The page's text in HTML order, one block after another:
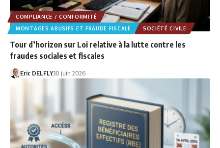
COMPLIANCE / CONFORMITÉ
MONTAGES ABUSIFS ET FRAUDE FISCALE
SOCIÉTÉ CIVILE
Tour d’horizon sur Loi relative à la lutte contre les
fraudes sociales et fiscales
Eric DELFLY30 juin 2026